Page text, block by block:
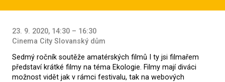
23. 9. 2020, 14:30 – 16:30
Cinema City Slovanský dům
Sedmý ročník soutěže amatérských filmů I ty jsi filmařem
představí krátké filmy na téma Ekologie. Filmy mají diváci
možnost vidět jak v rámci festivalu, tak na webových